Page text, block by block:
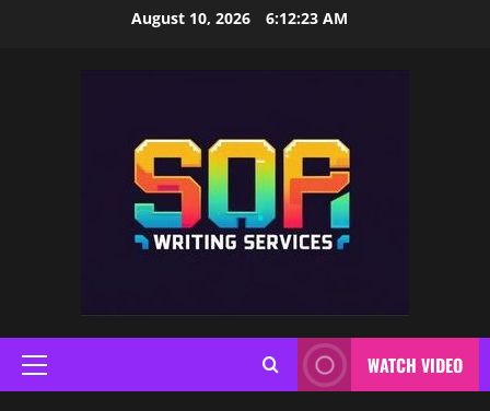
August 10, 2026 6:12:24 AM
Primary
Menu
WATCH VIDEO